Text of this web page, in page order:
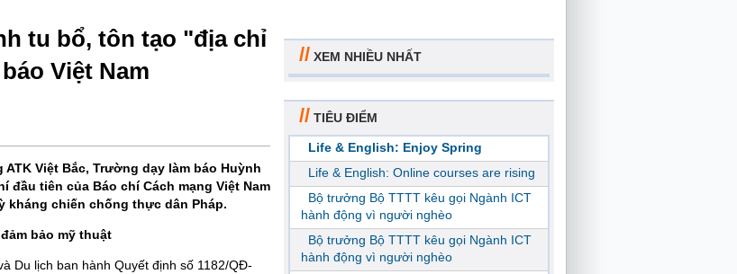
tu bổ, tôn tạo "địa chỉ
Việt Nam
Việt Bắc, Trường dạy làm báo Huỳnh
tiên của Báo chí Cách mạng Việt Nam
chiến chống thực dân Pháp.
bảo mỹ thuật
Du lịch ban hành Quyết định số 1182/QĐ-
// XEM NHIỀU NHẤT
// TIÊU ĐIỂM
Life & English: Enjoy Spring
Life & English: Online courses are rising
Bộ trưởng Bộ TTTT kêu gọi Ngành ICT
hành động vì người nghèo
Bộ trưởng Bộ TTTT kêu gọi Ngành ICT
hành động vì người nghèo